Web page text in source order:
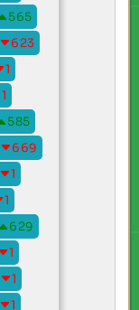
565
623
1
1
585
669
1
1
629
1
1
1